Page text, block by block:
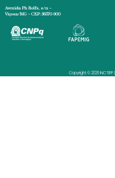
Avenida Ph Rolfs, s/n –
Viçosa/MG – CEP: 36570-900
Copyright © 2026